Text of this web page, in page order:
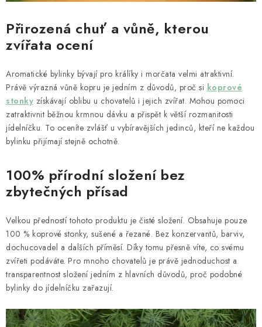
Přirozená chuť a vůně, kterou
zvířata ocení
Aromatické bylinky bývají pro králíky i morčata velmi atraktivní.
Právě výrazná vůně kopru je jedním z důvodů, proč si koprové
stonky získávají oblibu u chovatelů i jejich zvířat. Mohou pomoci
zatraktivnit běžnou krmnou dávku a přispět k větší rozmanitosti
jídelníčku. To oceníte zvlášť u vybíravějších jedinců, kteří ne každou
bylinku přijímají stejně ochotně.
100% přírodní složení bez
zbytečných přísad
Velkou předností tohoto produktu je čisté složení. Obsahuje pouze
100 % koprové stonky, sušené a řezané. Bez konzervantů, barviv,
dochucovadel a dalších příměsí. Díky tomu přesně víte, co svému
zvířeti podáváte. Pro mnoho chovatelů je právě jednoduchost a
transparentnost složení jedním z hlavních důvodů, proč podobné
bylinky do jídelníčku zařazují.